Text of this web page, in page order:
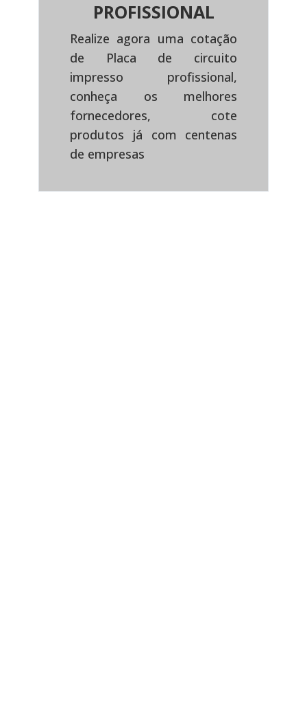
PROFISSIONAL
Realize agora uma cotação
de Placa de circuito
impresso profissional,
conheça os melhores
fornecedores, cote
produtos já com centenas
de empresas